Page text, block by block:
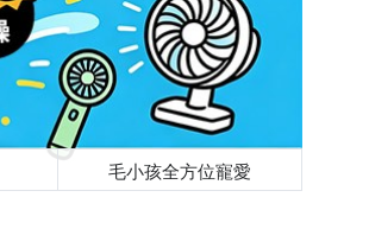
毛小孩全方位寵愛